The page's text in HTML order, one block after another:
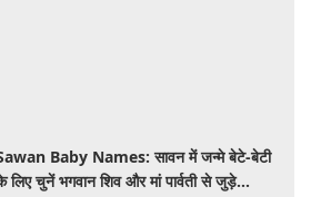
Baby Names: सावन में जन्मे बेटे-बेटी
लिए चुनें भगवान शिव और मां पार्वती से जुड़े